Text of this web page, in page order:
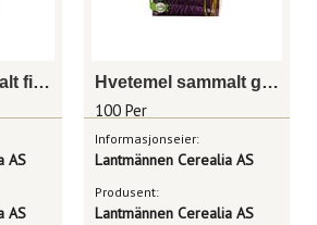
Hvetemel sammalt fin 1 kg
AS
AS
Hvetemel sammalt grov 1 kg
100 Per
Informasjonseier:
Lantmännen Cerealia AS
Produsent:
Lantmännen Cerealia AS